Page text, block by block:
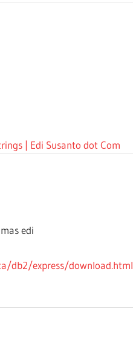
| Edi Susanto dot Com
edi
db2/express/download.html